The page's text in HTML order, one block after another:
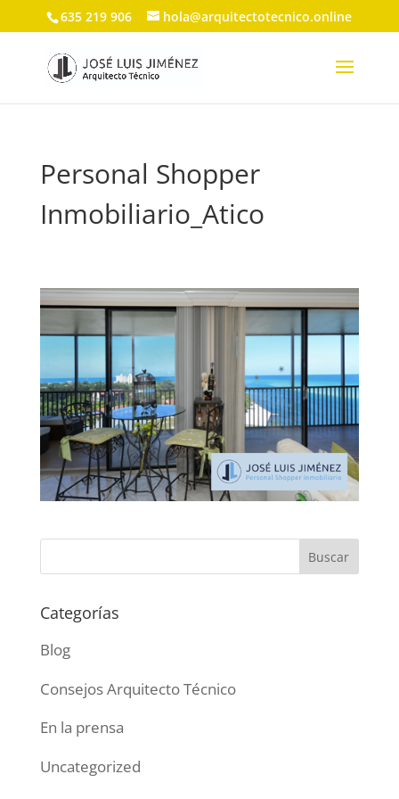
635 219 906 hola@arquitectotecnico.online
Personal Shopper
Inmobiliario_Atico
Categorías
Blog
Consejos Arquitecto Técnico
En la prensa
Uncategorized